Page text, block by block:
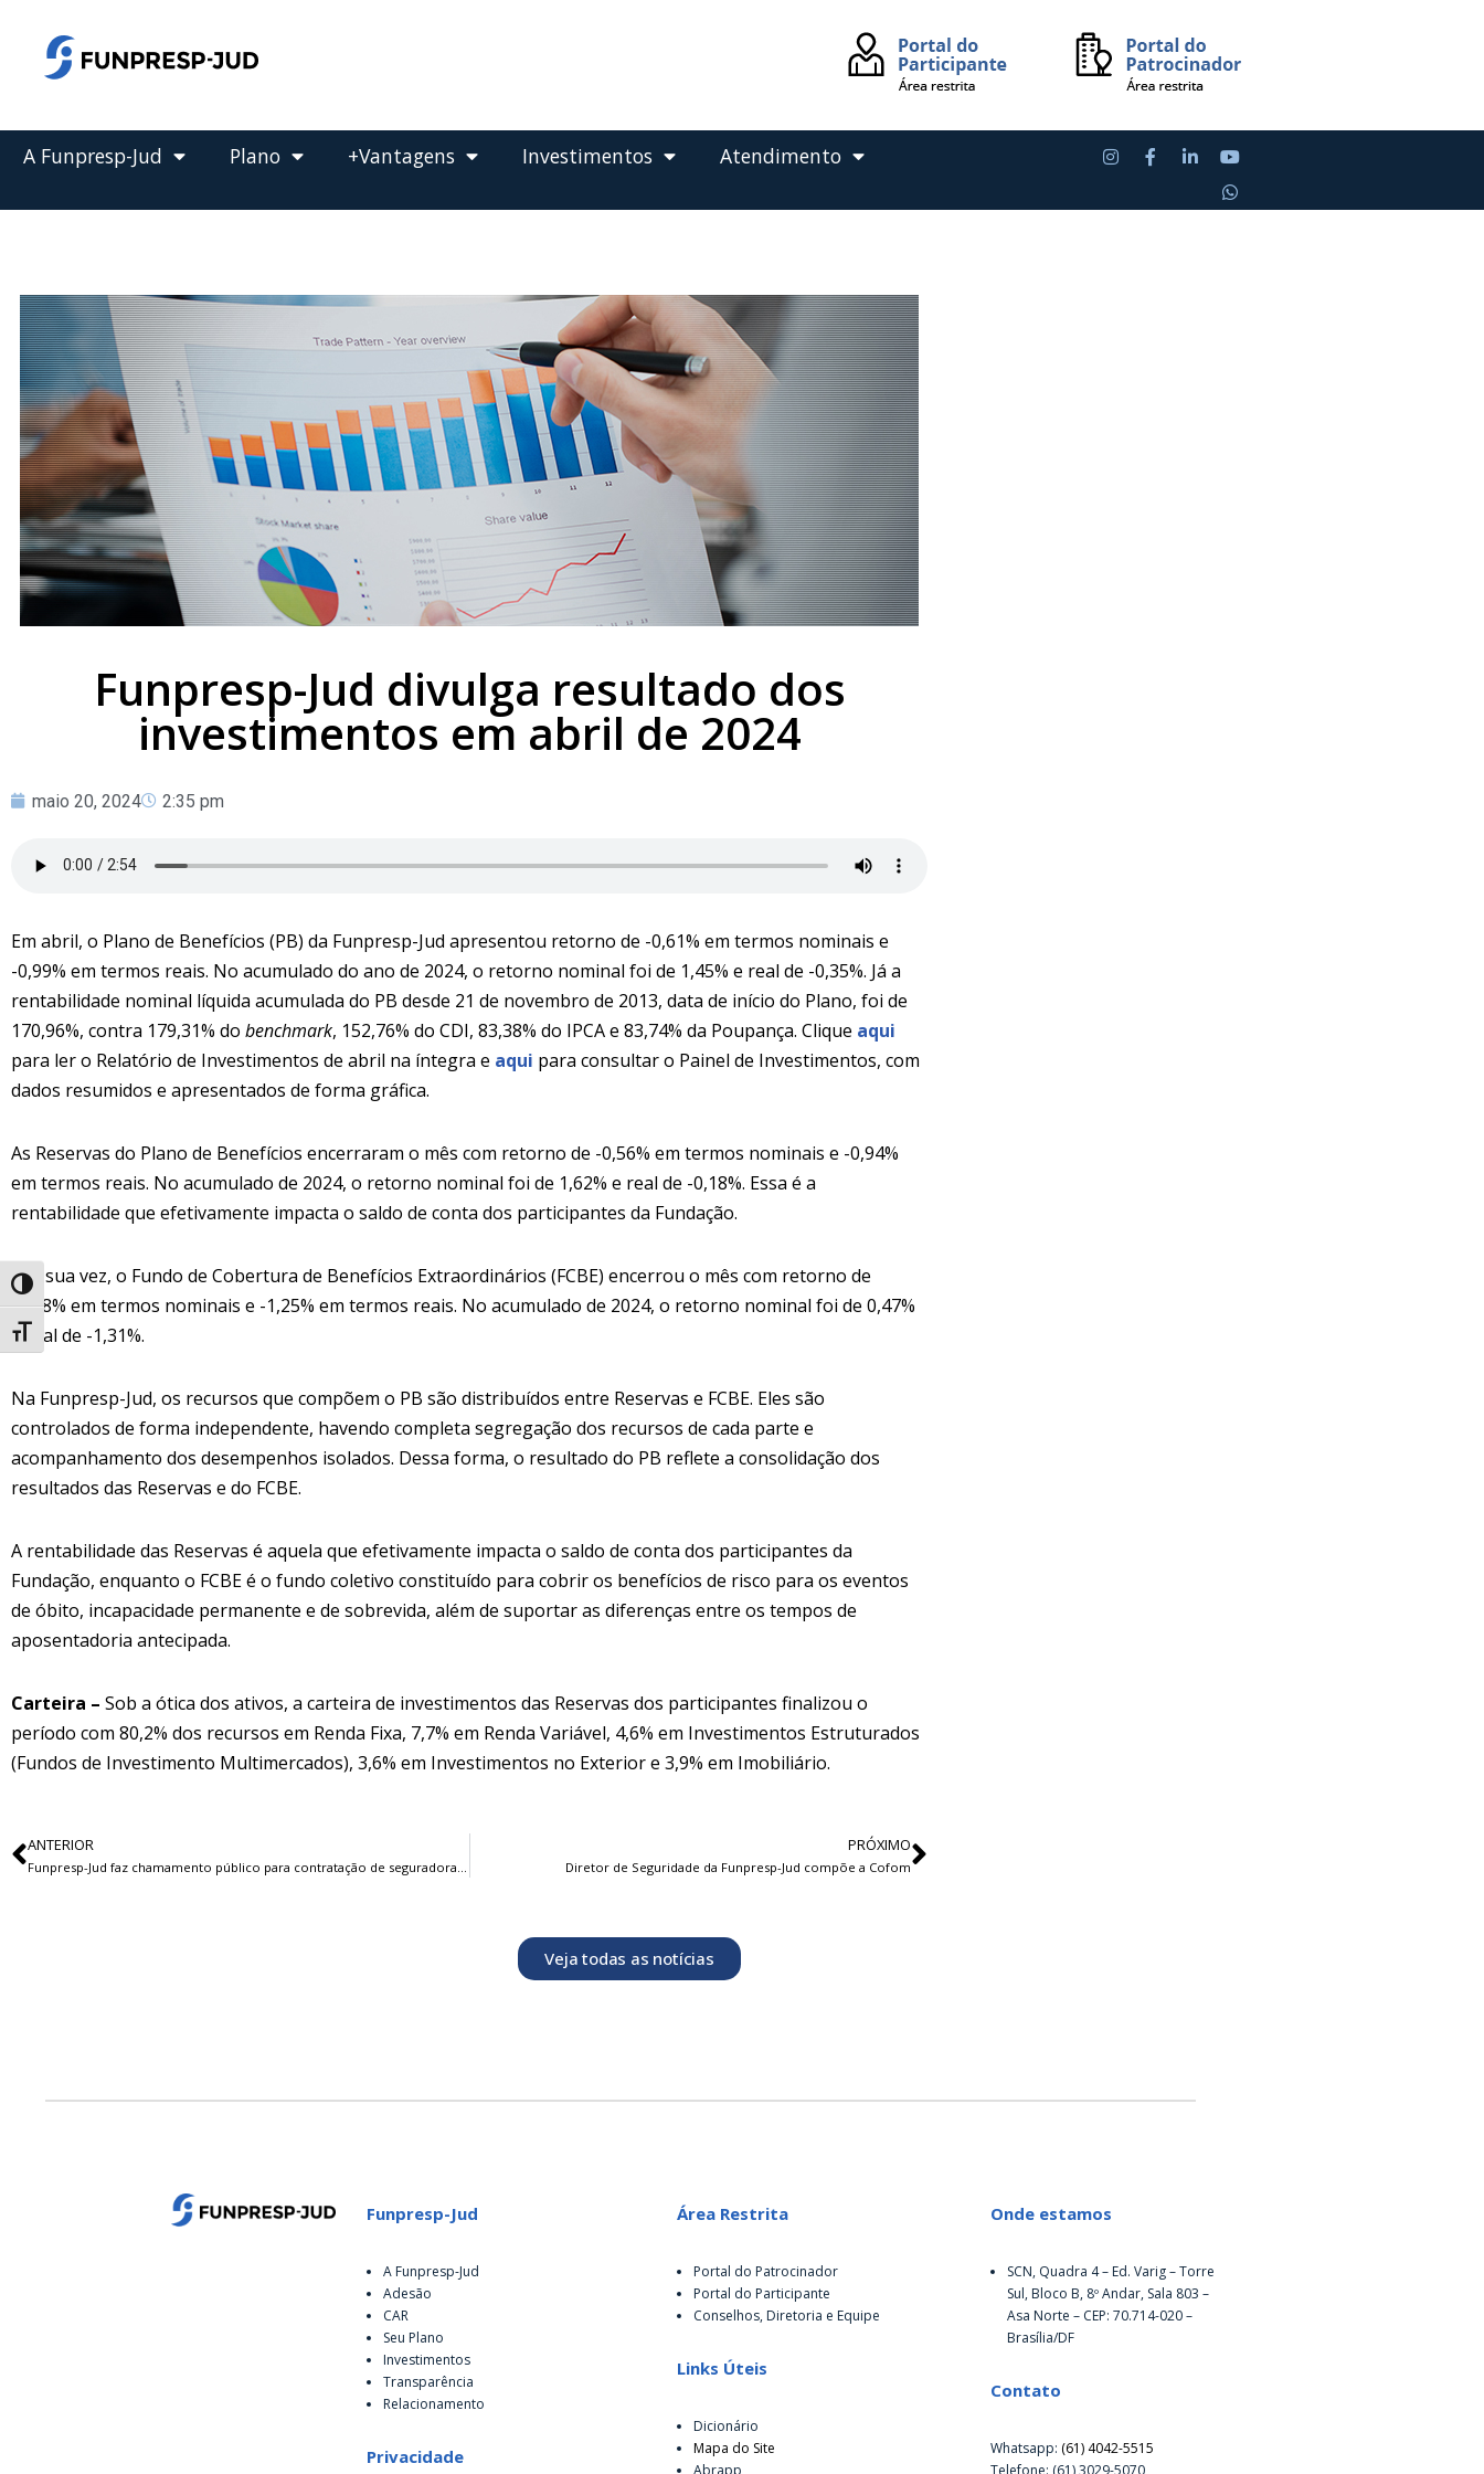
Alternar alto contraste
Alternar tamanho da fonte
Pular
conteúdo
A Funpresp-Jud Plano +Vantagens Investimentos Atendimento
Funpresp-Jud divulga resultado dos
investimentos em abril de 2024
maio 20, 2024 2:35 pm
Em abril, o Plano de Benefícios (PB) da Funpresp-Jud apresentou retorno de -0,61% em termos nominais e
-0,99% em termos reais. No acumulado do ano de 2024, o retorno nominal foi de 1,45% e real de -0,35%. Já a
rentabilidade nominal líquida acumulada do PB desde 21 de novembro de 2013, data de início do Plano, foi de
170,96%, contra 179,31% do benchmark, 152,76% do CDI, 83,38% do IPCA e 83,74% da Poupança. Clique aqui
para ler o Relatório de Investimentos de abril na íntegra e aqui para consultar o Painel de Investimentos, com
dados resumidos e apresentados de forma gráfica.
As Reservas do Plano de Benefícios encerraram o mês com retorno de -0,56% em termos nominais e -0,94%
em termos reais. No acumulado de 2024, o retorno nominal foi de 1,62% e real de -0,18%. Essa é a
rentabilidade que efetivamente impacta o saldo de conta dos participantes da Fundação.
Por sua vez, o Fundo de Cobertura de Benefícios Extraordinários (FCBE) encerrou o mês com retorno de
-0,88% em termos nominais e -1,25% em termos reais. No acumulado de 2024, o retorno nominal foi de 0,47%
e real de -1,31%.
Na Funpresp-Jud, os recursos que compõem o PB são distribuídos entre Reservas e FCBE. Eles são
controlados de forma independente, havendo completa segregação dos recursos de cada parte e
acompanhamento dos desempenhos isolados. Dessa forma, o resultado do PB reflete a consolidação dos
resultados das Reservas e do FCBE.
A rentabilidade das Reservas é aquela que efetivamente impacta o saldo de conta dos participantes da
Fundação, enquanto o FCBE é o fundo coletivo constituído para cobrir os benefícios de risco para os eventos
de óbito, incapacidade permanente e de sobrevida, além de suportar as diferenças entre os tempos de
aposentadoria antecipada.
Carteira – Sob a ótica dos ativos, a carteira de investimentos das Reservas dos participantes finalizou o
período com 80,2% dos recursos em Renda Fixa, 7,7% em Renda Variável, 4,6% em Investimentos Estruturados
(Fundos de Investimento Multimercados), 3,6% em Investimentos no Exterior e 3,9% em Imobiliário.
ANTERIOR PRÓXIMO
Diretor de Seguridade da Funpresp-Jud compõe a Cofom
Veja todas as notícias
Funpresp-Jud
A Funpresp-Jud
Adesão
CAR
Seu Plano
Investimentos
Transparência
Relacionamento
Privacidade
Área Restrita
Portal do Patrocinador
Portal do Participante
Conselhos, Diretoria e Equipe
Links Úteis
Dicionário
Mapa do Site
Onde estamos
SCN, Quadra 4 – Ed. Varig – Torre
Sul, Bloco B, 8º Andar, Sala 803 –
Asa Norte – CEP: 70.714-020 –
Brasília/DF
Contato
Whatsapp: (61) 4042-5515